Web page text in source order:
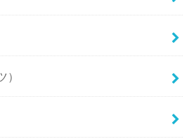
）